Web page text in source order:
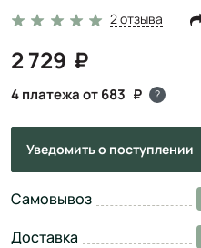
2 отзыва
2 729
4 платежа от 683 ?
Уведомитьо поступлении
Самовывоз
Доставка